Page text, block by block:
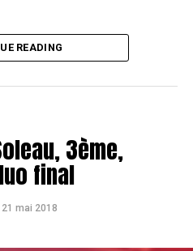
deux finalistes ne se décident pas !
READING
3ème,
final
21 mai 2018